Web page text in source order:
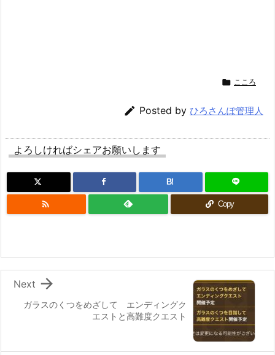
 こころ
 Posted by ひろさんぽ管理人
よろしければシェアお願いします
B!
 Copy
ガラスのくつをめざして エンディングク
エストと高難度クエスト

Next